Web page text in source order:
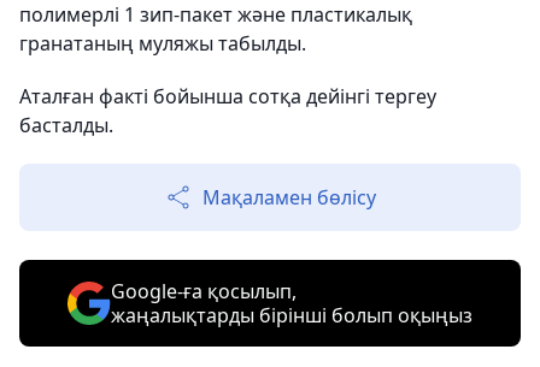
полимерлі 1 зип-пакет және пластикалық
гранатаның муляжы табылды.
Аталған факті бойынша сотқа дейінгі тергеу
басталды. ‎
Мақаламен бөлісу
Google-ға қосылып,
жаңалықтарды бірінші болып оқыңыз